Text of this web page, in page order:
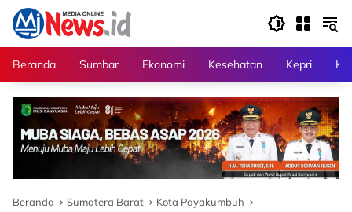
Langsung
konten
Beranda
Sumbar Ekonomi Kesehatan Kepri
Beranda Sumatera Barat Kota Payakumbuh